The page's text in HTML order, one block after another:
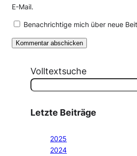
E-Mail.
Benachrichtige mich über neue
Volltextsuche
Letzte Beiträge
2025
2024